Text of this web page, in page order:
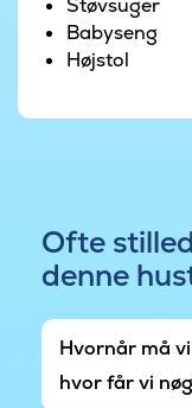
Støvsuger
Babyseng
Højstol
Ofte
denne
Hvornår må
hvor får vi